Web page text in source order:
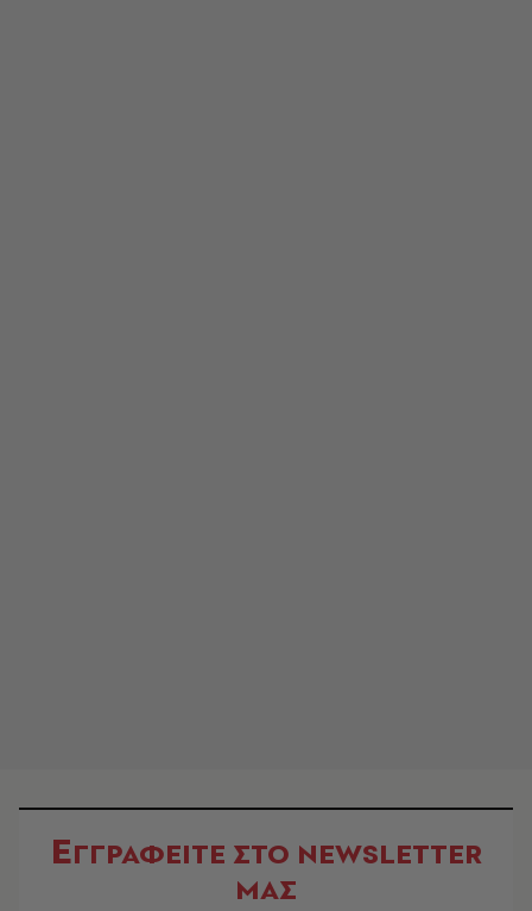
ΕΓΓΡΑΦΕΙΤΕ ΣΤΟ NEWSLETTER
ΜΑΣ